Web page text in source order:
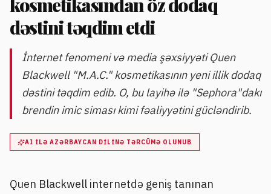
kosmetikasından öz dodaq
dəstini təqdim etdi
İnternet fenomeni və media şəxsiyyəti Quen
Blackwell "M.A.C." kosmetikasının yeni illik dodaq
dəstini təqdim edib. O, bu layihə ilə "Sephora"dakı
brendin imic siması kimi fəaliyyətini gücləndirib.
AI ILƏ AZƏRBAYCAN DILINƏ TƏRCÜMƏ OLUNUB
Quen Blackwell internetdə geniş tanınan